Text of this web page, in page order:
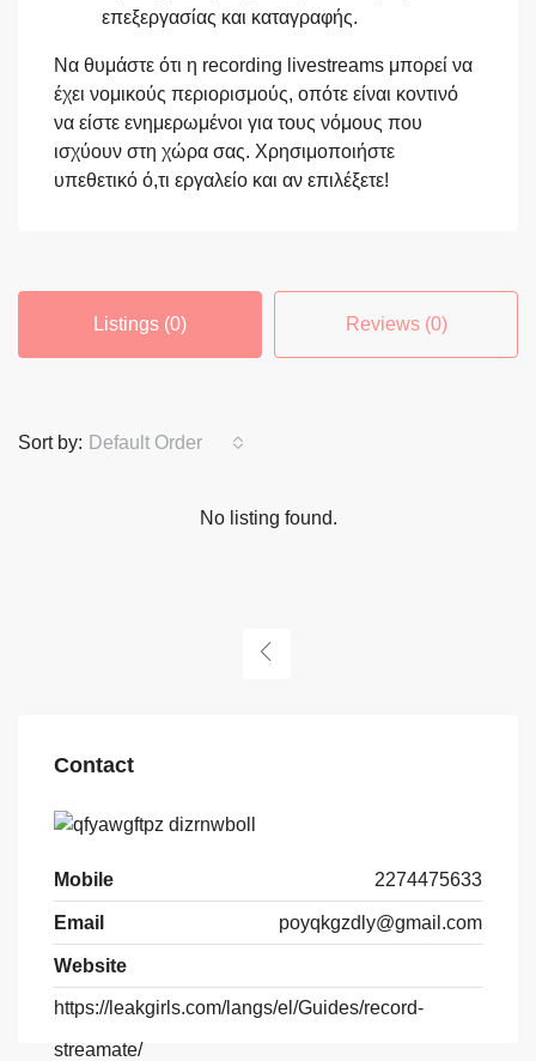
επεξεργασίας και καταγραφής.
Να θυμάστε ότι η recording livestreams μπορεί να
έχει νομικούς περιορισμούς, οπότε είναι κοντινό
να είστε ενημερωμένοι για τους νόμους που
ισχύουν στη χώρα σας. Χρησιμοποιήστε
υπεθετικό ό,τι εργαλείο και αν επιλέξετε!
Listings (0) Reviews (0)
Sort by: Default Order
No listing found.
Contact
Mobile 2274475633
Email poyqkgzdly@gmail.com
Website
https://leakgirls.com/langs/el/Guides/record-
streamate/